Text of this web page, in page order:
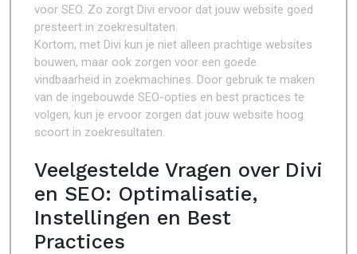
voor SEO. Zo zorgt Divi ervoor dat jouw website goed
presteert in zoekresultaten.
Kortom, met Divi kun je niet alleen prachtige websites
bouwen, maar ook zorgen voor een goede
vindbaarheid in zoekmachines. Door gebruik te maken
van de ingebouwde SEO-opties en best practices te
volgen, kun je ervoor zorgen dat jouw website hoog
scoort in zoekresultaten.
Veelgestelde Vragen over Divi
en SEO: Optimalisatie,
Instellingen en Best
Practices